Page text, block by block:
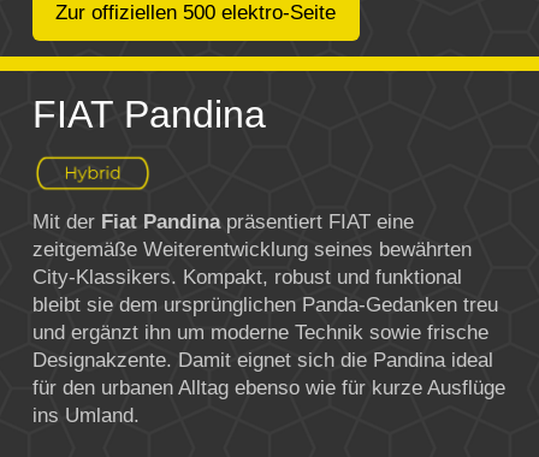
Zur offiziellen 500 elektro-Seite
FIAT Pandina
Mit der Fiat Pandinapräsentiert FIATeine
zeitgemäße Weiterentwicklung seines bewährten
City-Klassikers. Kompakt, robust und funktional
bleibt sie dem ursprünglichen Panda-Gedanken treu
und ergänzt ihn um moderne Technik sowie frische
Designakzente. Damit eignet sich die Pandina ideal
für den urbanen Alltag ebenso wie für kurze Ausflüge
ins Umland.